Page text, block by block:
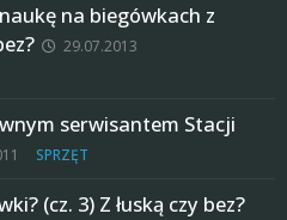
na biegówkach z
29.07.2013
serwisantem Stacji
SPRZĘT
(cz. 3) Z łuską czy bez?